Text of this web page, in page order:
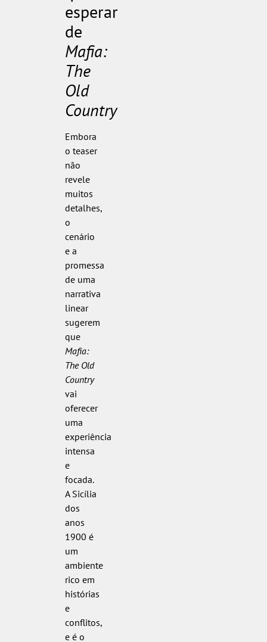
esperar
de
Mafia:
The
Old
Country
Embora
o teaser
não
revele
muitos
detalhes,
o
cenário
e a
promessa
de uma
narrativa
linear
sugerem
que
Mafia:
The Old
Country
vai
oferecer
uma
experiência
intensa
e
focada.
A Sicília
dos
anos
1900 é
um
ambiente
rico em
histórias
e
conflitos,
e é o